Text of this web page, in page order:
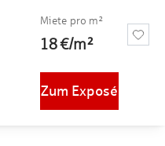
Miete pro m²
18 €/m²
Zum Exposé